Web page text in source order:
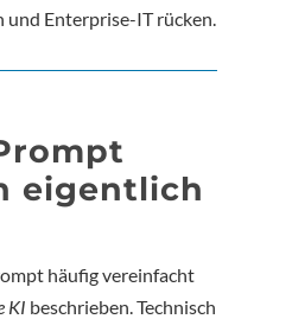
und Enterprise-IT rücken.
eigentlich
häufig vereinfacht
KI beschrieben. Technisch